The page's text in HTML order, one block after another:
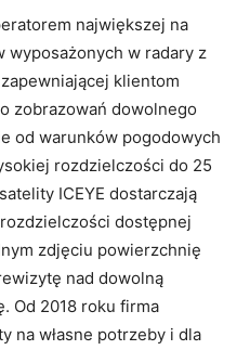
największej na
w radary z
klientom
zobrazowań dowolnego
od warunków pogodowych
rozdzielczości do 25
ICEYE dostarczają
dostępnej
zdjęciu powierzchnię
nad dowolną
Od 2018 roku firma
na własne potrzeby i dla